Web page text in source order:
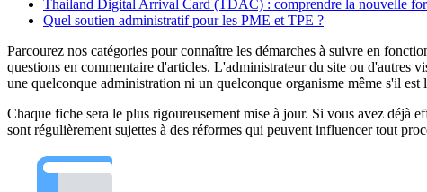
Thailand Digital Arrival Card (TDAC) : comprendre la nouvelle
Quel soutien administratif pour les PME et TPE ?
Parcourez nos catégories pour connaître les démarches à suivre en
questions en commentaire d'articles. L'administrateur du site ou d'autres
une quelconque administration ni un quelconque organisme même s'il
Chaque fiche sera le plus rigoureusement mise à jour. Si vous avez déjà
sont régulièrement sujettes à des réformes qui peuvent influencer tout